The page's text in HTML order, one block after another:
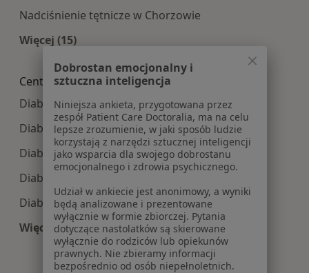
Nadciśnienie tętnicze w Chorzowie
Więcej (15)
Więcej w kategorii: Najczęście leczone choroby
Centra medyczne Diabetologia w pobliżu
Diabetologia centra medyczne w Katowicach
Diabetologia centra medyczne w Sosnowcu
Diabetologia centra medyczne w Gliwicach
Diabetologia centra medyczne w Tychach
Diabetologia centra medyczne w Zabrzu
Więcej (14)
Więcej w kategorii: Centra medyczne
Dobrostan emocjonalny i
sztuczna inteligencja
Niniejsza ankieta, przygotowana przez
zespół Patient Care Doctoralia, ma na celu
lepsze zrozumienie, w jaki sposób ludzie
korzystają z narzędzi sztucznej inteligencji
jako wsparcia dla swojego dobrostanu
emocjonalnego i zdrowia psychicznego.
Udział w ankiecie jest anonimowy, a wyniki
będą analizowane i prezentowane
wyłącznie w formie zbiorczej. Pytania
dotyczące nastolatków są skierowane
wyłącznie do rodziców lub opiekunów
prawnych. Nie zbieramy informacji
bezpośrednio od osób niepełnoletnich.